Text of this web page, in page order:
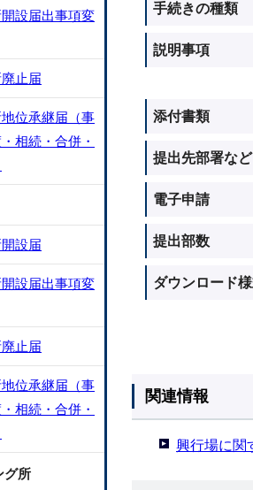
手続きの種類
説明事項
添付書類
提出先部署など
電子申請
提出部数
ダウンロード
関連情報
興行場に関
設届出事項変
止届
位承継届（事
相続・合併・
設届
設届出事項変
止届
位承継届（事
相続・合併・
グ所